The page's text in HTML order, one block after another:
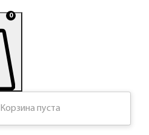
0
Корзина пуста